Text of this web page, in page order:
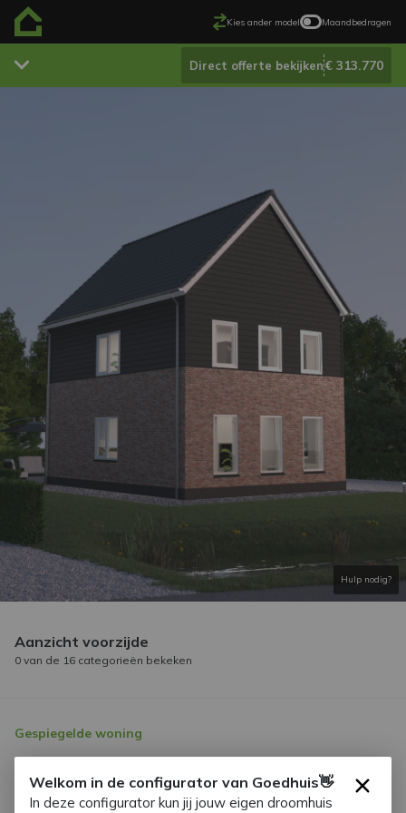
Kies ander model Maandbedragen
Direct offerte bekijken€ 313.770
Hulp nodig?
Aanzicht voorzijde
0 van de 16 categorieën bekeken
Gespiegelde woning
Basis positie
Inclusief
Welkom in de configurator van Goedhuis👋
×